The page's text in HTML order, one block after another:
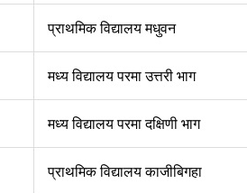
प्राथमिक विद्यालय मधुवन
मध्य विद्यालय परमा उत्तरी भाग
मध्य विद्यालय परमा दक्षिणी भाग
प्राथमिक विद्यालय काजीबिगहा